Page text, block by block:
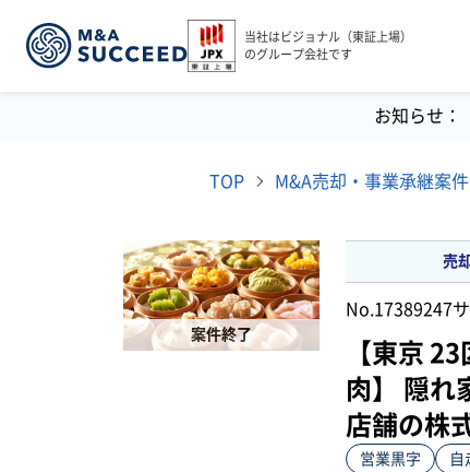
当社はビジョナル（東証上場）
のグループ会社です
お知らせ：
TOP M&A売却・事業承継案件
案件終了
売
No.17389247
【東京
肉】 隠れ
店舗の株
営業黒字 自